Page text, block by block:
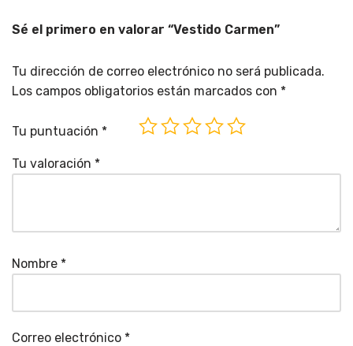
Sé el primero en valorar “Vestido Carmen”
Tu dirección de correo electrónico no será publicada.
Los campos obligatorios están marcados con *
Tu puntuación *
Tu valoración *
Nombre *
Correo electrónico *